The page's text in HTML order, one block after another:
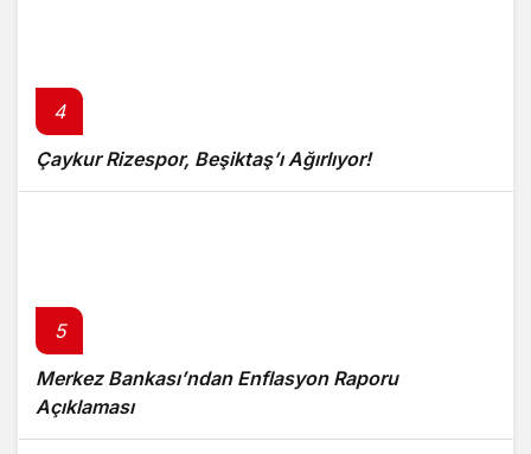
4
Çaykur Rizespor, Beşiktaş’ı Ağırlıyor!
5
Merkez Bankası’ndan Enflasyon Raporu
Açıklaması